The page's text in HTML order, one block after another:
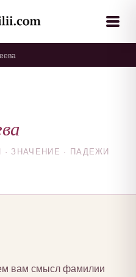
ЗНАЧЕНИЕ · ПАДЕЖИ
вам смысл фамилии